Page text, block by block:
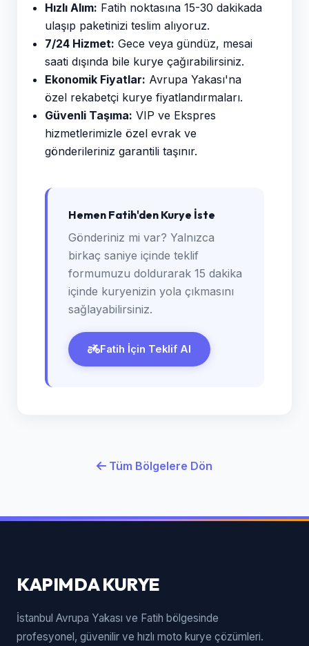
Hızlı Alım: Fatih noktasına 15-30 dakikada
ulaşıp paketinizi teslim alıyoruz.
7/24 Hizmet: Gece veya gündüz, mesai
saati dışında bile kurye çağırabilirsiniz.
Ekonomik Fiyatlar: Avrupa Yakası'na
özel rekabetçi kurye fiyatlandırmaları.
Güvenli Taşıma: VIP ve Ekspres
hizmetlerimizle özel evrak ve
gönderileriniz garantili taşınır.
Hemen Fatih'den Kurye İste
Gönderiniz mi var? Yalnızca
birkaç saniye içinde teklif
formumuzu doldurarak 15 dakika
içinde kuryenizin yola çıkmasını
sağlayabilirsiniz.
Fatih İçin Teklif Al
Tüm Bölgelere Dön
KAPIMDA KURYE
İstanbul Avrupa Yakası ve Fatih bölgesinde
profesyonel, güvenilir ve hızlı moto kurye çözümleri.